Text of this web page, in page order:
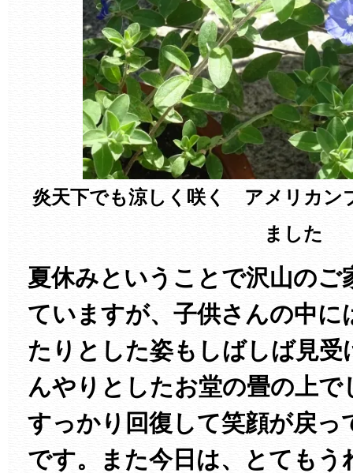
炎天下でも涼しく咲く アメリカ
ました
夏休みということで沢山のご
ていますが、子供さんの中に
たりとした姿もしばしば見
んやりとしたお堂の畳の上で
すっかり回復して笑顔が戻っ
です。また今日は、とてもう